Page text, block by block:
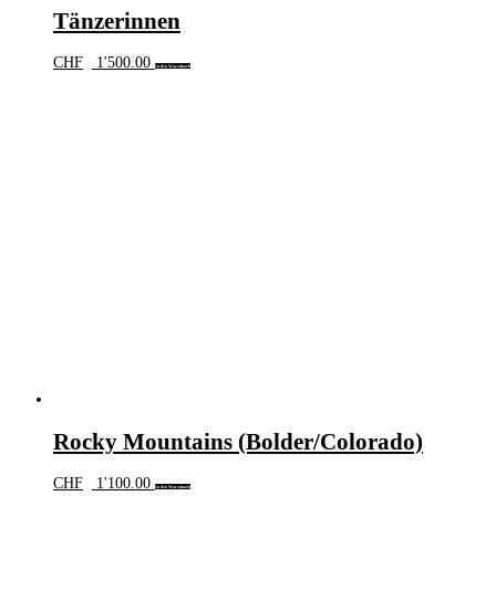
Tänzerinnen
CHF 1'500.00 In den Warenkorb
Rocky Mountains (Bolder/Colorado)
CHF 1'100.00 In den Warenkorb